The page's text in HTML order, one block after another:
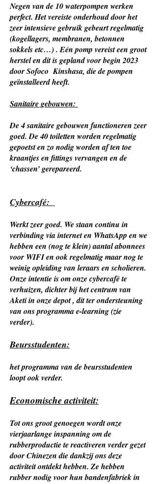
Negen van de 10 waterpompen werken
perfect. Het vereiste onderhoud door het
zeer intensieve gebruik gebeurt regelmatig
(kogellagers, membranen, betonnen
sokkels etc…) . Eén pomp vereist een groot
herstel en dit is gepland voor begin 2023
door Sofoco Kinshasa, die de pompen
geïnstalleerd heeft.
Sanitaire gebouwen:
De 4 sanitaire gebouwen functioneren zeer
goed. De 40 toiletten worden regelmatig
gepoetst en zo nodig worden af ten toe
kraantjes en fittings vervangen en de
‘chassen’ gerepareerd.
Cybercafé:
Werkt zeer goed. We staan continu in
verbinding via internet en WhatsApp en we
hebben een (nog te klein) aantal abonnees
voor WIFI en ook regelmatig maar nog te
weinig opleiding van leraars en scholieren.
Onze intentie is om onze cybercafé te
verhuizen, dichter bij het centrum van
Aketi in onze depot , dit ter ondersteuning
van ons programma e-learning (zie
verder).
Beursstudenten:
het programma van de beursstudenten
loopt ook verder.
Economische activiteit:
Tot ons groot genoegen wordt onze
vierjaarlange inspanning om de
rubberproductie te reactiveren verder gezet
door Chinezen die dankzij ons deze
activiteit ontdekt hebben. Ze hebben
rubber nodig voor hun bandenfabriek in